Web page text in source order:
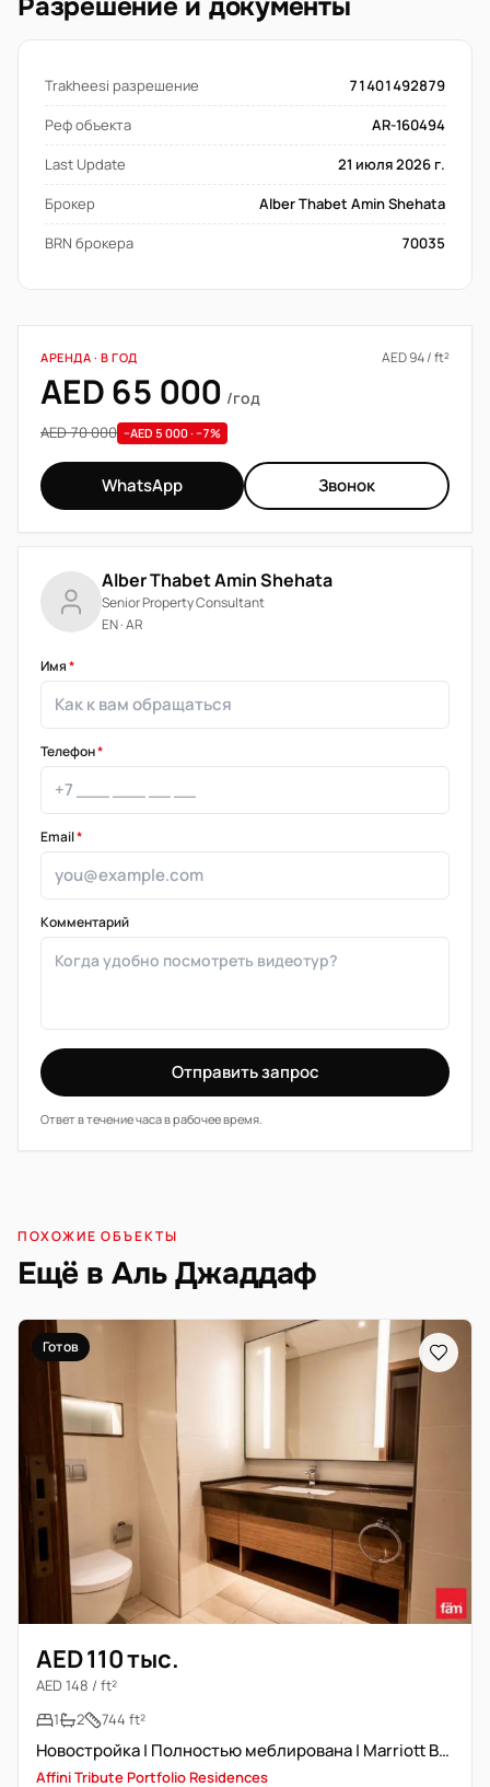
Разрешение и документы
Trakheesi разрешение
71401492879
Реф объекта
AR-160494
Last Update
21 июля 2026 г.
Брокер
Alber Thabet Amin Shehata
BRN брокера
70035
АРЕНДА · В ГОД AED 94 / ft²
AED 65 000 /год
AED 70 000 −AED 5 000 · −7%
WhatsApp Звонок
Alber Thabet Amin Shehata
Senior Property Consultant
EN · AR
Имя*
Телефон*
Email*
Комментарий
Отправить запрос
Ответ в течение часа в рабочее время.
ПОХОЖИЕ ОБЪЕКТЫ
Ещё в Аль Джаддаф
Готов
AED 110 тыс.
AED 148 / ft²
1
2 744 ft²
Новостройка | Полностью меблирована | Marriott Branded
Affini Tribute Portfolio Residences